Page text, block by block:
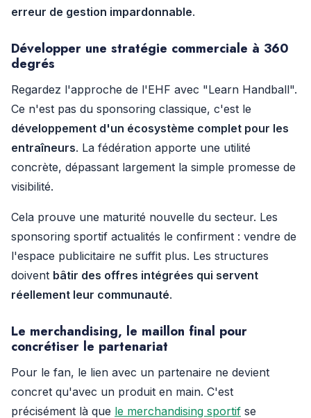
erreur de gestion impardonnable.
Développer une stratégie commerciale à 360
degrés
Regardez l'approche de l'EHF avec "Learn Handball".
Ce n'est pas du sponsoring classique, c'est le
développement d'un écosystème complet pour les
entraîneurs. La fédération apporte une utilité
concrète, dépassant largement la simple promesse de
visibilité.
Cela prouve une maturité nouvelle du secteur. Les
sponsoring sportif actualités le confirment : vendre de
l'espace publicitaire ne suffit plus. Les structures
doivent bâtir des offres intégrées qui servent
réellement leur communauté.
Le merchandising, le maillon final pour
concrétiser le partenariat
Pour le fan, le lien avec un partenaire ne devient
concret qu'avec un produit en main. C'est
précisément là que le merchandising sportif se